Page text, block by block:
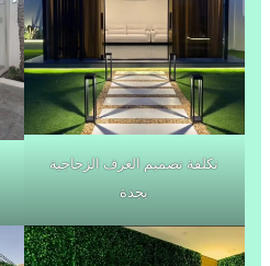
تكلفة تصميم الغرف الزجاجية
بجدة